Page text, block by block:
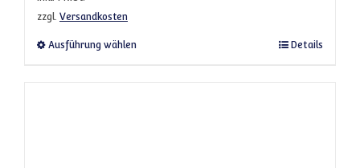
zzgl. Versandkosten
Ausführung wählen Dieses Produkt weist mehrere Varianten
Details